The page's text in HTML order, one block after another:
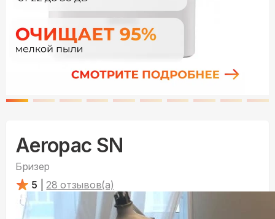
Aeropac SN
Бризер
5
28 отзывов(а)